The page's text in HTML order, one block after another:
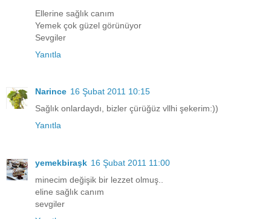
Ellerine sağlık canım
Yemek çok güzel görünüyor
Sevgiler
Yanıtla
Narince 16 Şubat 2011 10:15
Sağlık onlardaydı, bizler çürüğüz vllhi şekerim:))
Yanıtla
yemekbiraşk 16 Şubat 2011 11:00
minecim değişik bir lezzet olmuş..
eline sağlık canım
sevgiler